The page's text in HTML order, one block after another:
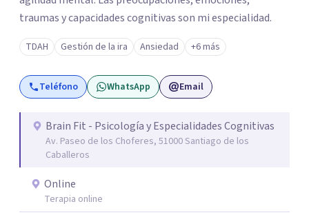
traumas y capacidades cognitivas son mi especialidad.
TDAH Gestión de la ira Ansiedad +6 más
Teléfono WhatsApp Email
Brain Fit - Psicología y Especialidades Cognitivas
Av. Paseo de los Choferes, 51000 Santiago de los
Caballeros
Online
Terapia online